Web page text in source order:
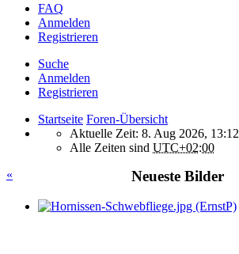
FAQ
Anmelden
Registrieren
Suche
Anmelden
Registrieren
Startseite Foren-Übersicht
Aktuelle Zeit: 8. Aug 2026, 13:12
Alle Zeiten sind UTC+02:00
«
Neueste Bilder